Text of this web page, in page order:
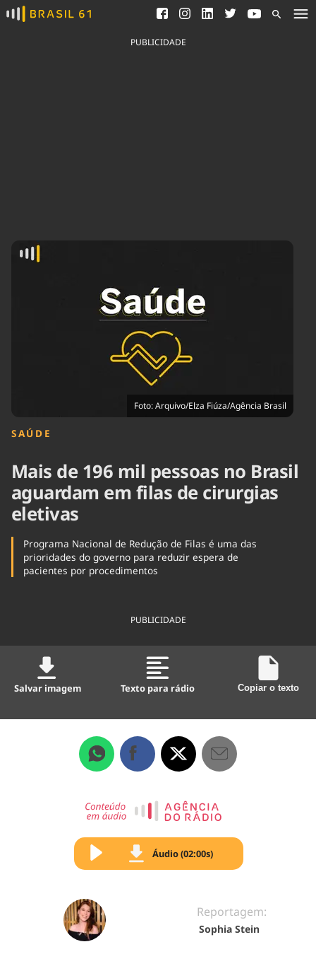
Ver todas as notícias
Saneamento
Indicadores
Agronegócios
Economia
Educação
Infraestrutura
Internacional
Política
Saúde
Tempo
PUBLICIDADE
Foto: Arquivo/Elza Fiúza/Agência Brasil
SAÚDE
Mais de 196 mil pessoas no Brasil
aguardam em filas de cirurgias
eletivas
Programa Nacional de Redução de Filas é uma das
prioridades do governo para reduzir espera de
pacientes por procedimentos
PUBLICIDADE
Salvar imagem Texto para rádio Copiar o texto
Áudio (02:00s)
Reportagem:
Sophia Stein